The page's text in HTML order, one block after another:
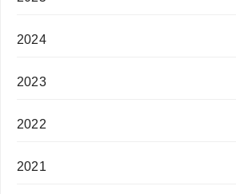
2024
2023
2022
2021